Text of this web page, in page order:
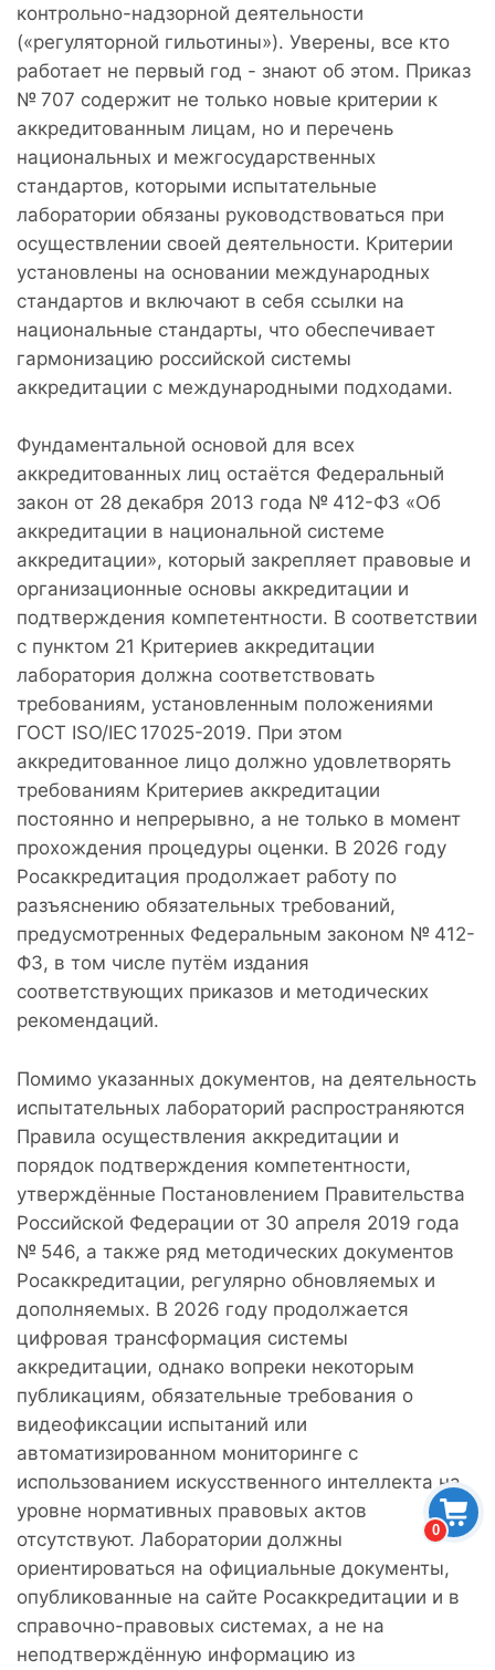
0
контрольно-надзорной деятельности
(«регуляторной гильотины»). Уверены, все кто
работает не первый год - знают об этом. Приказ
№ 707 содержит не только новые критерии к
аккредитованным лицам, но и перечень
национальных и межгосударственных
стандартов, которыми испытательные
лаборатории обязаны руководствоваться при
осуществлении своей деятельности. Критерии
установлены на основании международных
стандартов и включают в себя ссылки на
национальные стандарты, что обеспечивает
гармонизацию российской системы
аккредитации с международными подходами.
Фундаментальной основой для всех
аккредитованных лиц остаётся Федеральный
закон от 28 декабря 2013 года № 412-ФЗ «Об
аккредитации в национальной системе
аккредитации», который закрепляет правовые и
организационные основы аккредитации и
подтверждения компетентности. В соответствии
с пунктом 21 Критериев аккредитации
лаборатория должна соответствовать
требованиям, установленным положениями
ГОСТ ISO/IEC 17025-2019. При этом
аккредитованное лицо должно удовлетворять
требованиям Критериев аккредитации
постоянно и непрерывно, а не только в момент
прохождения процедуры оценки. В 2026 году
Росаккредитация продолжает работу по
разъяснению обязательных требований,
предусмотренных Федеральным законом № 412-
ФЗ, в том числе путём издания
соответствующих приказов и методических
рекомендаций.
Помимо указанных документов, на деятельность
испытательных лабораторий распространяются
Правила осуществления аккредитации и
порядок подтверждения компетентности,
утверждённые Постановлением Правительства
Российской Федерации от 30 апреля 2019 года
№ 546, а также ряд методических документов
Росаккредитации, регулярно обновляемых и
дополняемых. В 2026 году продолжается
цифровая трансформация системы
аккредитации, однако вопреки некоторым
публикациям, обязательные требования о
видеофиксации испытаний или
автоматизированном мониторинге с
использованием искусственного интеллекта на
уровне нормативных правовых актов
отсутствуют. Лаборатории должны
ориентироваться на официальные документы,
опубликованные на сайте Росаккредитации и в
справочно-правовых системах, а не на
неподтверждённую информацию из